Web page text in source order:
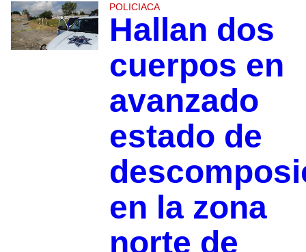
POLICIACA
Hallan dos
cuerpos en
avanzado
estado de
en la zona
norte de